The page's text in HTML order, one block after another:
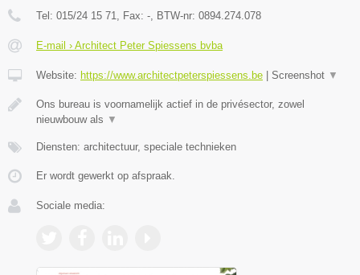
Tel: 015/24 15 71, Fax: -, BTW-nr: 0894.274.078
E-mail › Architect Peter Spiessens bvba
Website: https://www.architectpeterspiessens.be Screenshot ▼
Ons bureau is voornamelijk actief in de privésector, zowel
nieuwbouw als ▼
Diensten: architectuur, speciale technieken
Er wordt gewerkt op afspraak.
Sociale media: